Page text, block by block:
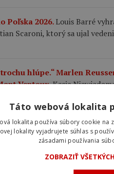
Poľska 2026.Louis Barré
Scaroni, ktorý sa ujal
hlúpe.“ Marlen
Ventoux.Kasia
desať kilometrov pred cieľom
aj vedenie v celkovom
triumfe na legendárnom
pocite. Poľská
triumfu ju povzbudilo aj
Táto webová lokalita
lokalita používa súbory cookie na
lokality vyjadrujete súhlas s
zásadami používania
ZOBRAZIŤ